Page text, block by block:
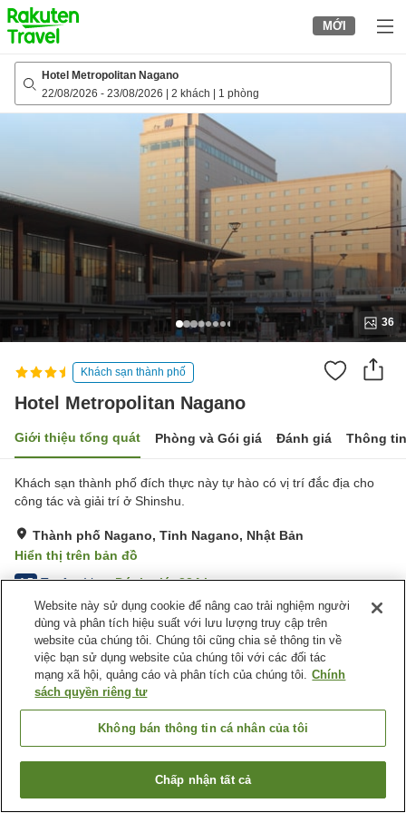
to
top
page
MỚI
Hotel Metropolitan Nagano
22/08/2026 - 23/08/2026 2 khách 1 phòng
36
Khách sạn thành phố
Hotel Metropolitan Nagano
Giới thiệu tổng quát Phòng và Gói giá Đánh giá Thông
Khách sạn thành phố đích thực này tự hào có vị trí đắc địa cho
công tác và giải trí ở Shinshu.
Thành phố Nagano, Tỉnh Nagano, Nhật Bản
Hiển thị trên bản đồ
4.5 Tuyệt vời Đánh giá:334lượt
Tiện nghi chỗ nghỉ
Wi-Fi
Cách nhà ga 5 phút đi bộ
Lounge
Bar
Nhật Bản Tỉnh Nagano
Thành phố Nagano
Hotel Metropolitan Nagano
Tìm phòng trống
Website này sử dụng cookie để nâng cao trải nghiệm người
dùng và phân tích hiệu suất với lưu lượng truy cập trên
website của chúng tôi. Chúng tôi cũng chia sẻ thông tin về
việc bạn sử dụng website của chúng tôi với các đối tác
mạng xã hội, quảng cáo và phân tích của chúng tôi. Chính
sách quyền riêng tư
Không bán thông tin cá nhân của tôi
Chấp nhận tất cả